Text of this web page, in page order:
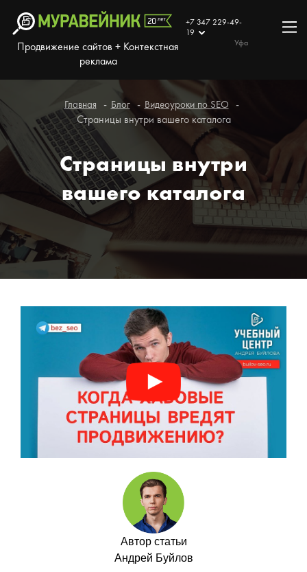
Продвижение сайтов + Контекстная
реклама
+7 347 229-49-
19
Уфа
Главная Блог Видеоуроки по SEO
Страницы внутри вашего каталога
Страницы внутри
вашего каталога
Автор статьи
Андрей Буйлов